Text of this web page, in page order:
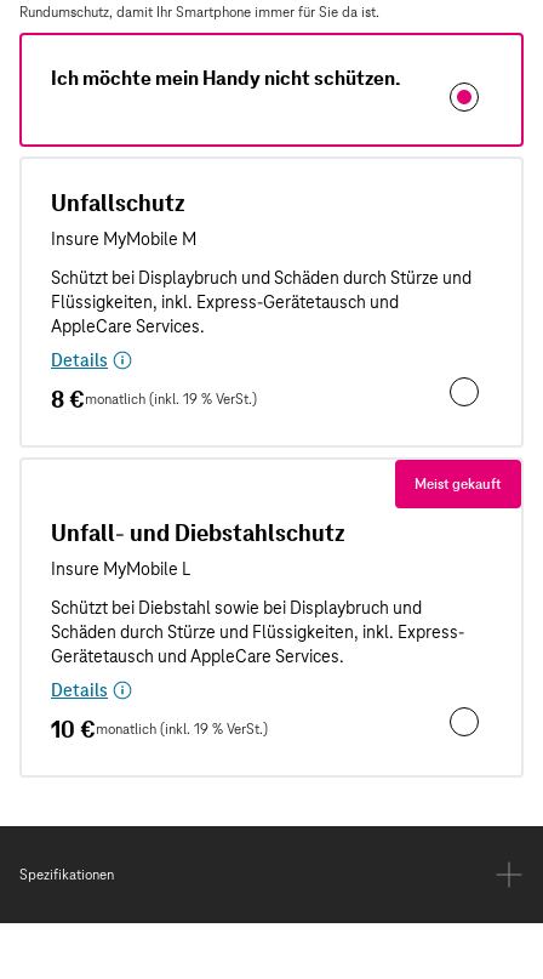
Rundumschutz, damit Ihr Smartphone immer für Sie da ist.
Ich möchte mein Handy nicht schützen.
Unfallschutz
Details
8 €monatlich (inkl. 19 % VerSt.)
Meist gekauft
Unfall- und Diebstahlschutz
Details
10 €monatlich (inkl. 19 % VerSt.) Unfall- und
Spezifikationen